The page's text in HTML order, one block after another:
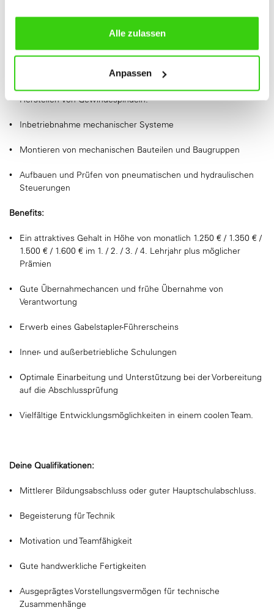
Alle zulassen
Anpassen
Maschinelles Zerspanen (konventionell und CNC)
Installieren und Instandhalten mechanischer Systeme
Herstellen von Gewindespindeln.
Inbetriebnahme mechanischer Systeme
Montieren von mechanischen Bauteilen und Baugruppen
Aufbauen und Prüfen von pneumatischen und hydraulischen
Steuerungen
Benefits:
Ein attraktives Gehalt in Höhe von monatlich 1.250 € / 1.350 € /
1.500 € / 1.600 € im 1. / 2. / 3. / 4. Lehrjahr plus möglicher
Prämien
Gute Übernahmechancen und frühe Übernahme von
Verantwortung
Erwerb eines Gabelstapler-Führerscheins
Inner- und außerbetriebliche Schulungen
Optimale Einarbeitung und Unterstützung bei der Vorbereitung
auf die Abschlussprüfung
Vielfältige Entwicklungsmöglichkeiten in einem coolen Team.
Deine Qualifikationen:
Mittlerer Bildungsabschluss oder guter Hauptschulabschluss.
Begeisterung für Technik
Motivation und Teamfähigkeit
Gute handwerkliche Fertigkeiten
Ausgeprägtes Vorstellungsvermögen für technische
Zusammenhänge